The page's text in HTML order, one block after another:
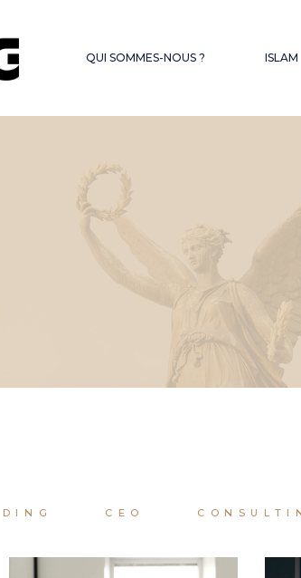
QUI SOMMES-NOUS ? ISLAM
FONDS
DU
CEO